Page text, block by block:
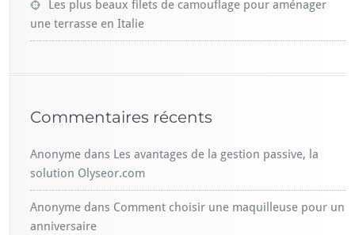
Les plus beaux filets de camouflage pour aménager
une terrasse en Italie
Commentaires récents
Anonyme dans Les avantages de la gestion passive, la
solution Olyseor.com
Anonyme dans Comment choisir une maquilleuse pour un
anniversaire